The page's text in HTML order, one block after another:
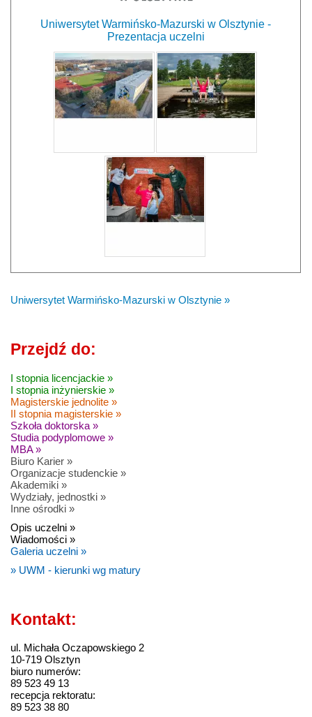
Uniwersytet Warmińsko-Mazurski w Olsztynie -
Prezentacja uczelni
Uniwersytet Warmińsko-Mazurski w Olsztynie »
Przejdź do:
I stopnia licencjackie »
I stopnia inżynierskie »
Magisterskie jednolite »
II stopnia magisterskie »
Szkoła doktorska »
Studia podyplomowe »
MBA »
Biuro Karier »
Organizacje studenckie »
Akademiki »
Wydziały, jednostki »
Inne ośrodki »
Opis uczelni »
Wiadomości »
Galeria uczelni »
» UWM - kierunki wg matury
Kontakt:
ul. Michała Oczapowskiego 2
10-719 Olsztyn
biuro numerów:
89 523 49 13
recepcja rektoratu:
89 523 38 80